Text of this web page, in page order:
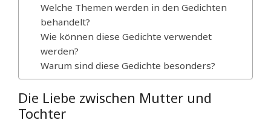
Welche Themen werden in den Gedichten
behandelt?
Wie können diese Gedichte verwendet
werden?
Warum sind diese Gedichte besonders?
Die Liebe zwischen Mutter und
Tochter